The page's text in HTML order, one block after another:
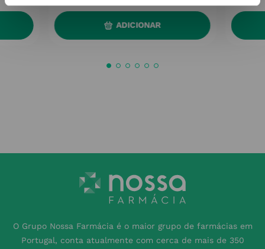
ADICIONAR
O Grupo Nossa Farmácia é o maior grupo de farmácias em
Portugal, conta atualmente com cerca de mais de 350